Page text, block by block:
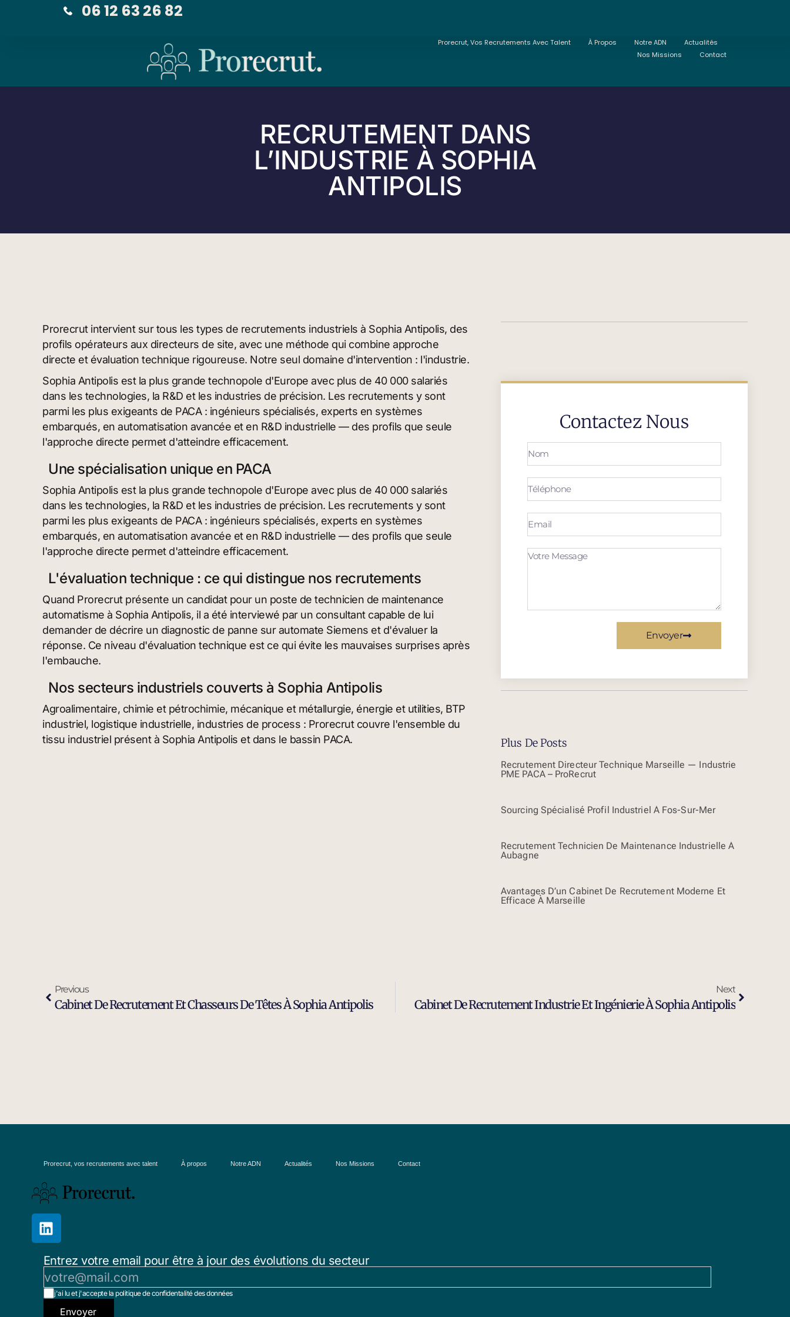
06 12 63 26 82
Prorecrut, Vos Recrutements Avec Talent À Propos Notre ADN
Actualités
Nos Missions
Contact
RECRUTEMENT DANS
L’INDUSTRIE À SOPHIA
ANTIPOLIS
Prorecrut intervient sur tous les types de recrutements industriels à Sophia Antipolis, des
profils opérateurs aux directeurs de site, avec une méthode qui combine approche
directe et évaluation technique rigoureuse. Notre seul domaine d'intervention : l'industrie.
Sophia Antipolis est la plus grande technopole d'Europe avec plus de 40 000 salariés
dans les technologies, la R&D et les industries de précision. Les recrutements y sont
parmi les plus exigeants de PACA : ingénieurs spécialisés, experts en systèmes
embarqués, en automatisation avancée et en R&D industrielle — des profils que seule
l'approche directe permet d'atteindre efficacement.
Une spécialisation unique en PACA
Sophia Antipolis est la plus grande technopole d'Europe avec plus de 40 000 salariés
dans les technologies, la R&D et les industries de précision. Les recrutements y sont
parmi les plus exigeants de PACA : ingénieurs spécialisés, experts en systèmes
embarqués, en automatisation avancée et en R&D industrielle — des profils que seule
l'approche directe permet d'atteindre efficacement.
L'évaluation technique : ce qui distingue nos recrutements
Quand Prorecrut présente un candidat pour un poste de technicien de maintenance
automatisme à Sophia Antipolis, il a été interviewé par un consultant capable de lui
demander de décrire un diagnostic de panne sur automate Siemens et d'évaluer la
réponse. Ce niveau d'évaluation technique est ce qui évite les mauvaises surprises après
l'embauche.
Nos secteurs industriels couverts à Sophia Antipolis
Agroalimentaire, chimie et pétrochimie, mécanique et métallurgie, énergie et utilities, BTP
industriel, logistique industrielle, industries de process : Prorecrut couvre l'ensemble du
tissu industriel présent à Sophia Antipolis et dans le bassin PACA.
Contactez Nous
Envoyer
Plus De Posts
Recrutement Directeur Technique Marseille — Industrie
PME PACA – ProRecrut
Sourcing Spécialisé Profil Industriel À Fos-Sur-Mer
Recrutement Technicien De Maintenance Industrielle À
Aubagne
Avantages D’un Cabinet De Recrutement Moderne Et
Efficace À Marseille
Previous
Cabinet De Recrutement Et Chasseurs De Têtes À Sophia Antipolis
Next
Cabinet De Recrutement Industrie Et Ingénierie À Sophia Antipolis
Prorecrut, vos recrutements avec talent À propos Notre ADN Actualités Nos Missions Contact
Entrez votre email pour être à jour des évolutions du secteur
j'ai lu et j'accepte la politique de confidentalité des données
Envoyer